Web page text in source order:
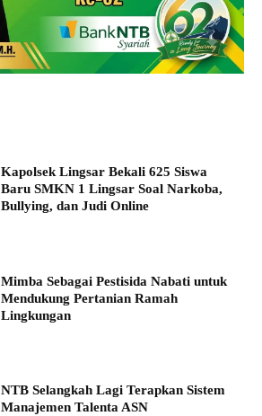
Kapolsek Lingsar Bekali 625 Siswa
Baru SMKN 1 Lingsar Soal Narkoba,
Bullying, dan Judi Online
Mimba Sebagai Pestisida Nabati untuk
Mendukung Pertanian Ramah
Lingkungan
NTB Selangkah Lagi Terapkan Sistem
Manajemen Talenta ASN